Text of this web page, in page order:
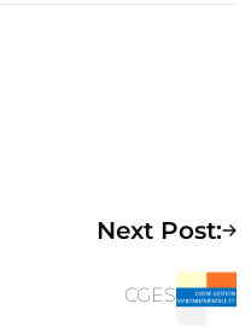
Next Post:
CGES